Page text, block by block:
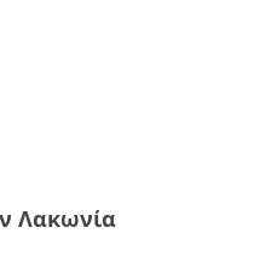
Λακωνία